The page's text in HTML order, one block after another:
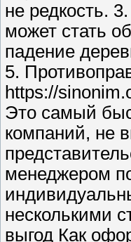
не редкость.
может стать
падение
5.
https://
Это самый
компаний, не
менеджером
несколькими
выгод Как